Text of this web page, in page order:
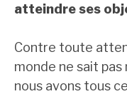
atteindre ses
Contre toute
monde ne sait
nous avons tous